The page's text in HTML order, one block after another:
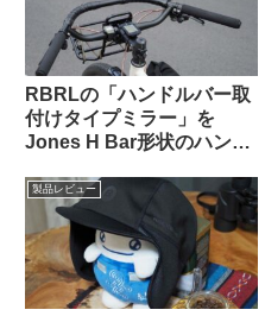
RBRLの「ハンドルバー取
付けタイプミラー」を
Jones H Bar形状のハンド
リでした
製品レビュー